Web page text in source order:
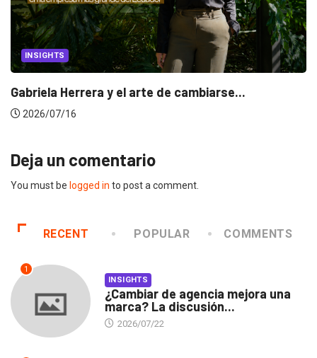
INSIGHTS
Gabriela Herrera y el arte de cambiarse...
2026/07/16
Deja un comentario
You must be logged in to post a comment.
RECENT POPULAR COMMENTS
1
INSIGHTS
¿Cambiar de agencia mejora una
marca? La discusión...
2026/07/22